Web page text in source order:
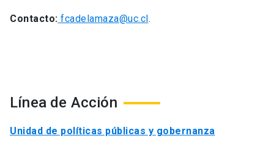
Contacto: fcadelamaza@uc.cl.
Línea de Acción
Unidad de políticas públicas y gobernanza